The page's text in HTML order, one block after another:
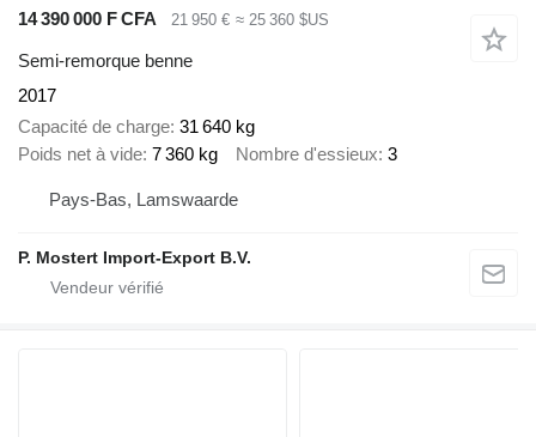
14 390 000 F CFA
21 950 € ≈ 25 360 $US
Semi-remorque benne
2017
Capacité de charge 31 640 kg
Poids net à vide 7 360 kg Nombre d'essieux 3
Pays-Bas, Lamswaarde
P. Mostert Import-Export B.V.